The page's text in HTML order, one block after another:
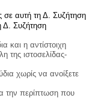
σε αυτή τη Δ. Συζήτηση
Δ. Συζήτηση
και η αντίστοιχη
της ιστοσελίδας-
χωρίς να ανοίξετε
την περίπτωση που